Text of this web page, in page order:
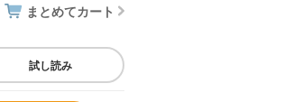
まとめてカート
試し読み